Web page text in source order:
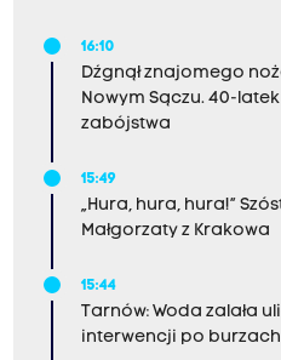
16:10
Dźgnął znajomego
Nowym Sączu. 40-
zabójstwa
15:49
„Hura, hura, hura!”
Małgorzaty z Krakowa
15:44
Tarnów: Woda zalała
interwencji po burzach